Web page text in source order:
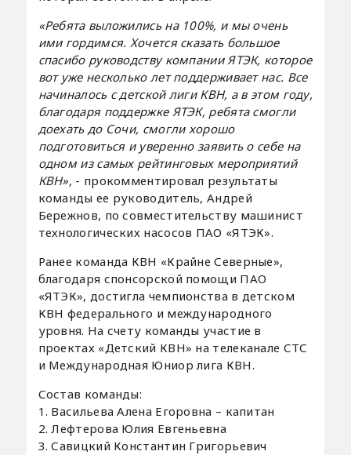
«Ребята выложились на 100%, и мы очень
ими гордимся. Хочется сказать большое
спасибо руководству компании ЯТЭК, которое
вот уже несколько лет поддерживает нас. Все
начиналось с детской лиги КВН, а в этом году,
благодаря поддержке ЯТЭК, ребята смогли
доехать до Сочи, смогли хорошо
подготовиться и уверенно заявить о себе на
одном из самых рейтинговых мероприятий
КВН», - прокомментировал результаты
команды ее руководитель, Андрей
Бережнов, по совместительству машинист
технологических насосов ПАО «ЯТЭК».
Ранее команда КВН «Крайне Северные»,
благодаря спонсорской помощи ПАО
«ЯТЭК», достигла чемпионства в детском
КВН федерального и международного
уровня. На счету команды участие в
проектах «Детский КВН» на телеканале СТС
и Международная Юниор лига КВН.
Состав команды:
1. Васильева Алена Егоровна – капитан
2. Лефтерова Юлия Евгеньевна
3. Савицкий Константин Григорьевич